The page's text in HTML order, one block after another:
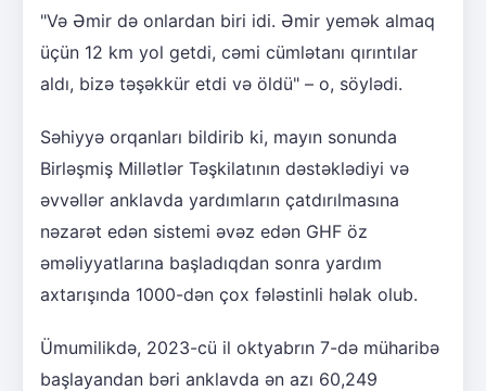
"Və Əmir də onlardan biri idi. Əmir yemək almaq
üçün 12 km yol getdi, cəmi cümlətanı qırıntılar
aldı, bizə təşəkkür etdi və öldü" – o, söylədi.
Səhiyyə orqanları bildirib ki, mayın sonunda
Birləşmiş Millətlər Təşkilatının dəstəklədiyi və
əvvəllər anklavda yardımların çatdırılmasına
nəzarət edən sistemi əvəz edən GHF öz
əməliyyatlarına başladıqdan sonra yardım
axtarışında 1000-dən çox fələstinli həlak olub.
Ümumilikdə, 2023-cü il oktyabrın 7-də müharibə
başlayandan bəri anklavda ən azı 60,249